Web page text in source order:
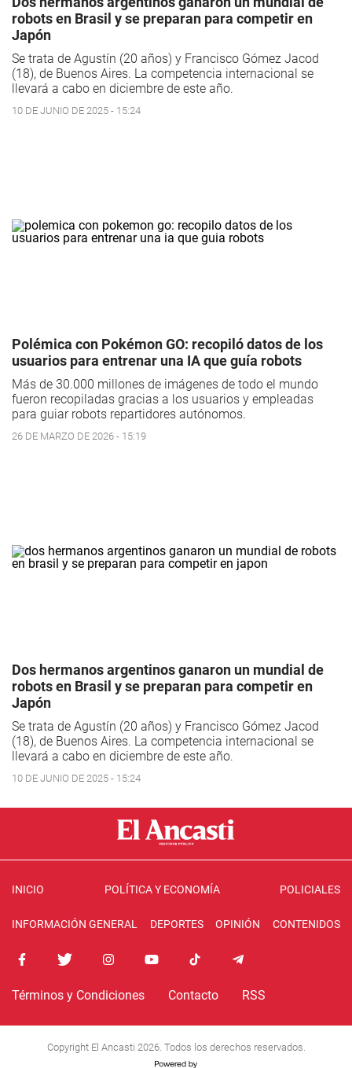
robots en Brasil y se preparan para competir en
Japón
Se trata de Agustín (20 años) y Francisco Gómez Jacod
(18), de Buenos Aires. La competencia internacional se
llevará a cabo en diciembre de este año.
10 DE JUNIO DE 2025 - 15:24
Polémica con Pokémon GO: recopiló datos de los
usuarios para entrenar una IA que guía robots
Más de 30.000 millones de imágenes de todo el mundo
fueron recopiladas gracias a los usuarios y empleadas
para guiar robots repartidores autónomos.
26 DE MARZO DE 2026 - 15:19
Dos hermanos argentinos ganaron un mundial de
robots en Brasil y se preparan para competir en
Japón
Se trata de Agustín (20 años) y Francisco Gómez Jacod
(18), de Buenos Aires. La competencia internacional se
llevará a cabo en diciembre de este año.
10 DE JUNIO DE 2025 - 15:24
INICIO POLÍTICA Y ECONOMÍA POLICIALES
INFORMACIÓN GENERAL DEPORTES OPINIÓN CONTENIDOS
Términos y Condiciones Contacto RSS
Copyright El Ancasti 2026. Todos los derechos reservados.